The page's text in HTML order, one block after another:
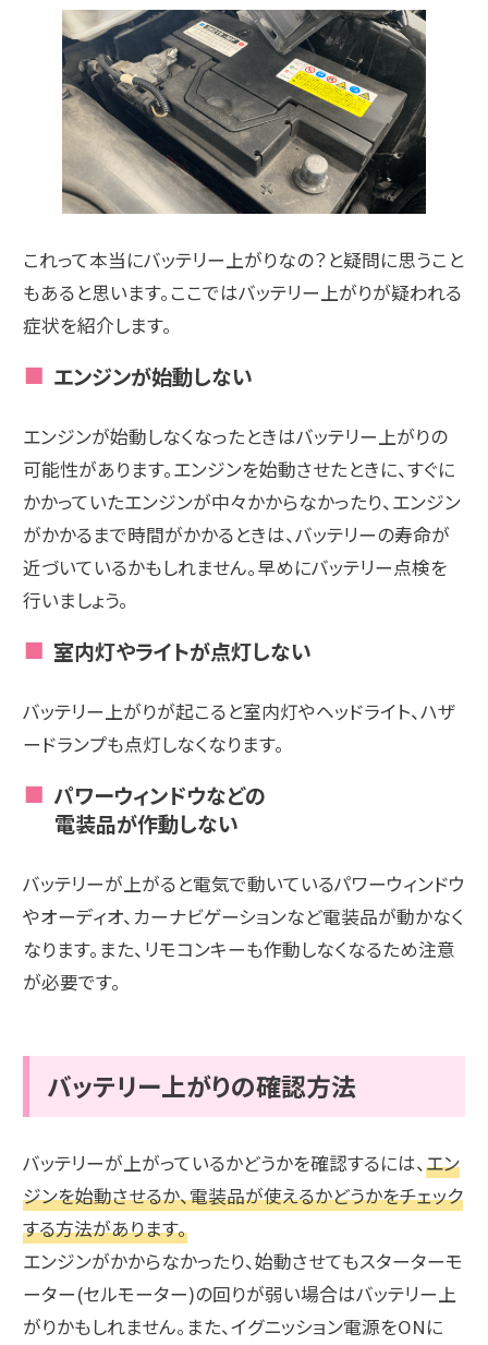
これって本当にバッテリー上がりなの？と疑問に思うこと
もあると思います。ここではバッテリー上がりが疑われる
症状を紹介します。
エンジンが始動しない
エンジンが始動しなくなったときはバッテリー上がりの
可能性があります。エンジンを始動させたときに、すぐに
かかっていたエンジンが中々かからなかったり、エンジン
がかかるまで時間がかかるときは、バッテリーの寿命が
近づいているかもしれません。早めにバッテリー点検を
行いましょう。
室内灯やライトが点灯しない
バッテリー上がりが起こると室内灯やヘッドライト、ハザ
ードランプも点灯しなくなります。
パワーウィンドウなどの
電装品が作動しない
バッテリーが上がると電気で動いているパワーウィンドウ
やオーディオ、カーナビゲーションなど電装品が動かなく
なります。また、リモコンキーも作動しなくなるため注意
が必要です。
バッテリー上がりの確認方法
バッテリーが上がっているかどうかを確認するには、エン
ジンを始動させるか、電装品が使えるかどうかをチェック
する方法があります。
エンジンがかからなかったり、始動させてもスターターモ
ーター(セルモーター)の回りが弱い場合はバッテリー上
がりかもしれません。また、イグニッション電源をONに